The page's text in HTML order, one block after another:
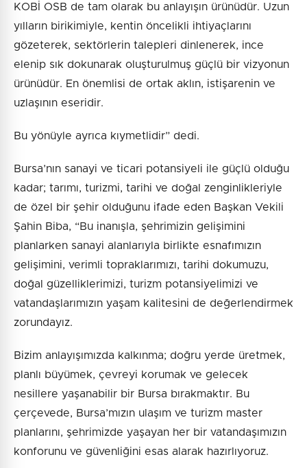
KOBİ OSB de tam olarak bu anlayışın ürünüdür. Uzun
yılların birikimiyle, kentin öncelikli ihtiyaçlarını
gözeterek, sektörlerin talepleri dinlenerek, ince
elenip sık dokunarak oluşturulmuş güçlü bir vizyonun
ürünüdür. En önemlisi de ortak aklın, istişarenin ve
uzlaşının eseridir.
Bu yönüyle ayrıca kıymetlidir” dedi.
Bursa’nın sanayi ve ticari potansiyeli ile güçlü olduğu
kadar; tarımı, turizmi, tarihi ve doğal zenginlikleriyle
de özel bir şehir olduğunu ifade eden Başkan Vekili
Şahin Biba, “Bu inanışla, şehrimizin gelişimini
planlarken sanayi alanlarıyla birlikte esnafımızın
gelişimini, verimli topraklarımızı, tarihi dokumuzu,
doğal güzelliklerimizi, turizm potansiyelimizi ve
vatandaşlarımızın yaşam kalitesini de değerlendirmek
zorundayız.
Bizim anlayışımızda kalkınma; doğru yerde üretmek,
planlı büyümek, çevreyi korumak ve gelecek
nesillere yaşanabilir bir Bursa bırakmaktır. Bu
çerçevede, Bursa’mızın ulaşım ve turizm master
planlarını, şehrimizde yaşayan her bir vatandaşımızın
konforunu ve güvenliğini esas alarak hazırlıyoruz.